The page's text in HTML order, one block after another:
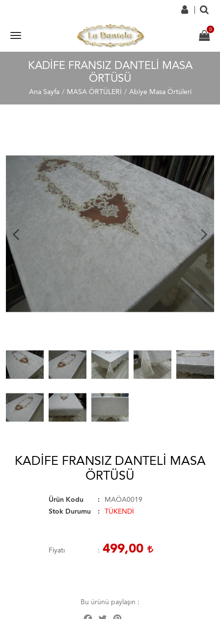
KADIFE FRANSIZ DANTELI MASA
ÖRTÜSÜ
Ana Sayfa MASA ÖRTÜLERİ Abiye Masa Örtüleri
KADIFE FRANSIZ DANTELI MASA
ÖRTÜSÜ
Ürün Kodu
MAÖA0019
Stok Durumu
TÜKENDİ
Fiyatı 499,00
Bu ürünü paylaşın :
Facebook
Twitter